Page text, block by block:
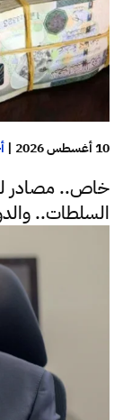
10 أغسطس 2026 |
خاص.. مصادر
السلطات..